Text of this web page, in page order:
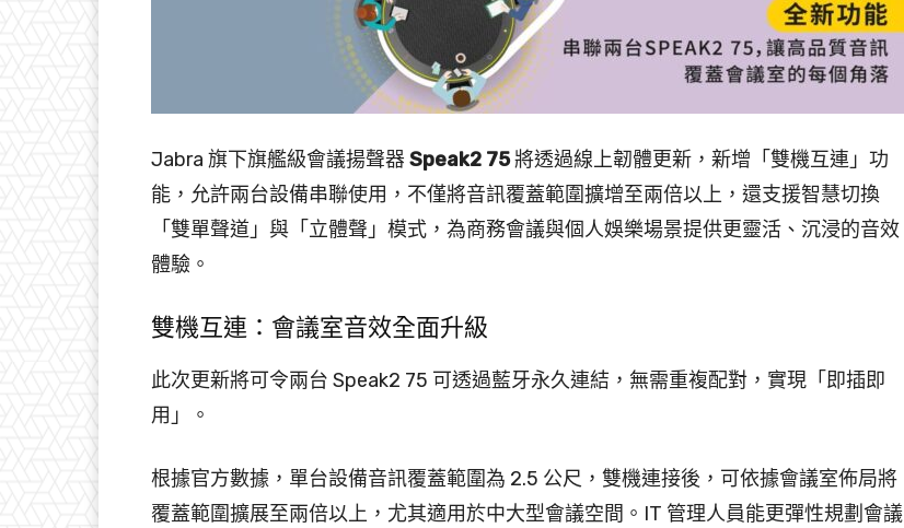
Jabra 旗下旗艦級會議揚聲器 Speak2 75將透過線上韌體更新，新增「雙機互連」功
能，允許兩台設備串聯使用，不僅將音訊覆蓋範圍擴增至兩倍以上，還支援智慧切換
「雙單聲道」與「立體聲」模式，為商務會議與個人娛樂場景提供更靈活、沉浸的音效
體驗。
雙機互連：會議室音效全面升級
此次更新將可令兩台 Speak2 75 可透過藍牙永久連結，無需重複配對，實現「即插即
用」。
根據官方數據，單台設備音訊覆蓋範圍為 2.5 公尺，雙機連接後，可依據會議室佈局將
覆蓋範圍擴展至兩倍以上，尤其適用於中大型會議空間。IT 管理人員能更彈性規劃會議